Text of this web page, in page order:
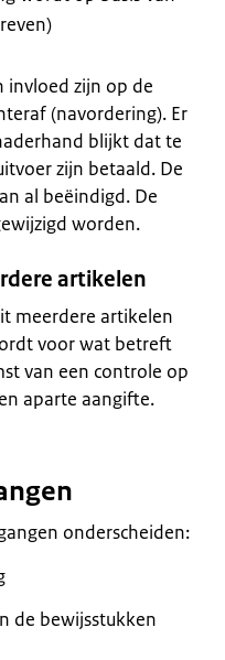
invloed zijn op de
(navordering). Er
blijkt dat te
zijn betaald. De
al beëindigd. De
worden.
artikelen
meerdere artikelen
voor wat betreft
van een controle op
aparte aangifte.
onderscheiden:
de bewijsstukken